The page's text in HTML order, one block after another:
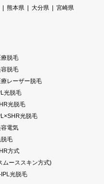
熊本県 大分県
宮崎県
脱毛
脱毛
レーザー脱毛
光脱毛
光脱毛
光脱毛
電気
毛
方式
ムーススキン方式)
光脱毛